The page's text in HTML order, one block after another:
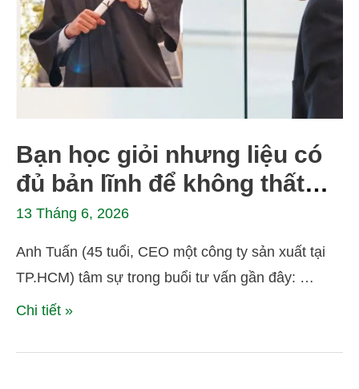
Bạn học giỏi nhưng liệu có
đủ bản lĩnh để không thất
nghiệp?
13 Tháng 6, 2026
Anh Tuấn (45 tuổi, CEO một công ty sản xuất tại
TP.HCM) tâm sự trong buổi tư vấn gần đây: …
Chi tiết »